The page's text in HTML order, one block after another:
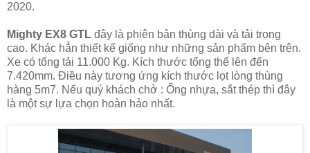
2020.
Mighty EX8 GTL đây là phiên bản thùng dài và tải trọng
cao. Khác hẳn thiết kế giống như những sản phẩm bên trên.
Xe có tổng tải 11.000 Kg. Kích thước tổng thể lên đến
7.420mm. Điều này tương ứng kích thước lọt lòng thùng
hàng 5m7. Nếu quý khách chở : Ống nhựa, sắt thép thì đây
là một sự lựa chọn hoàn hảo nhất.